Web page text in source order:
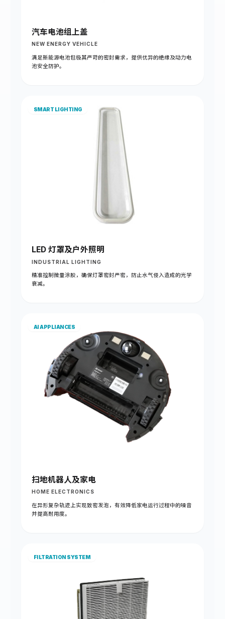
汽车电池组上盖
NEW ENERGY VEHICLE
满足新能源电池包极其严苛的密封需求，提供优异的绝缘及动力电
池安全防护。
SMART LIGHTING
LED 灯罩及户外照明
INDUSTRIAL LIGHTING
精准控制微量涂胶，确保灯罩密封严密，防止水气侵入造成的光学
衰减。
AI APPLIANCES
扫地机器人及家电
HOME ELECTRONICS
在异形复杂轨迹上实现致密发泡，有效降低家电运行过程中的噪音
并提高耐用度。
FILTRATION SYSTEM